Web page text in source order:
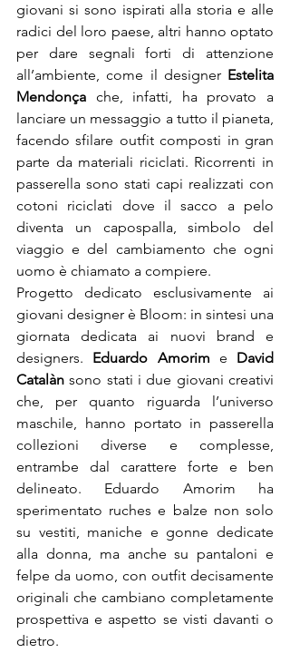
giovani si sono ispirati alla storia e alle
radici del loro paese, altri hanno optato
per dare segnali forti di attenzione
all’ambiente, come il designer Estelita
Mendonça che, infatti, ha provato a
lanciare un messaggio a tutto il pianeta,
facendo sfilare outfit composti in gran
parte da materiali riciclati. Ricorrenti in
passerella sono stati capi realizzati con
cotoni riciclati dove il sacco a pelo
diventa un capospalla, simbolo del
viaggio e del cambiamento che ogni
uomo è chiamato a compiere.
Progetto dedicato esclusivamente ai
giovani designer è Bloom: in sintesi una
giornata dedicata ai nuovi brand e
designers. Eduardo Amorim e David
Catalàn sono stati i due giovani creativi
che, per quanto riguarda l’universo
maschile, hanno portato in passerella
collezioni diverse e complesse,
entrambe dal carattere forte e ben
delineato. Eduardo Amorim ha
sperimentato ruches e balze non solo
su vestiti, maniche e gonne dedicate
alla donna, ma anche su pantaloni e
felpe da uomo, con outfit decisamente
originali che cambiano completamente
prospettiva e aspetto se visti davanti o
dietro.